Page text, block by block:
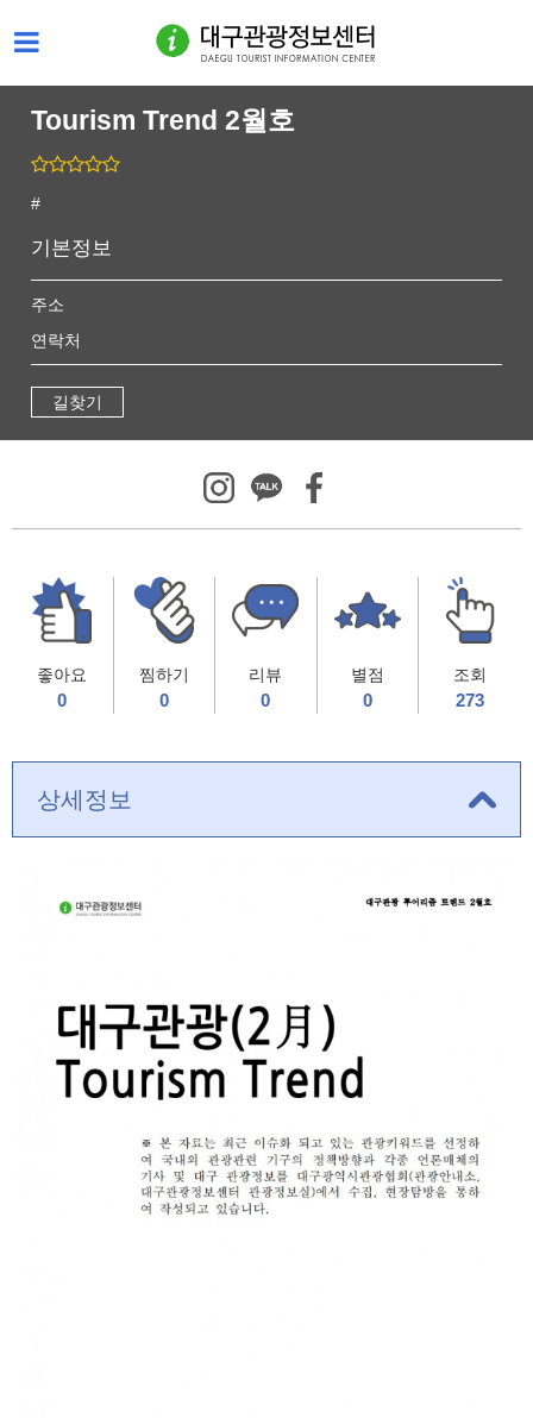
Tourism Trend 2월호
#
기본정보
주소
연락처
길찾기
좋아요
0
찜하기
0
리뷰
0
별점
0
조회
273
상세정보